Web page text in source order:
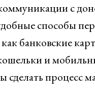
с
способы
банковские
и
сделать процесс